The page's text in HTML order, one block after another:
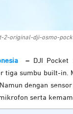
2-original-dji-osmo-
– DJI Pocket
tiga sumbu built-in.
dengan
serta